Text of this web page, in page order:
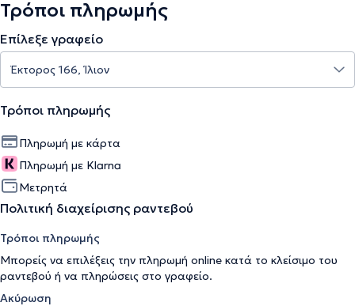
Τρόποι πληρωμής
Επίλεξε γραφείο
Τρόποι πληρωμής
Πληρωμή με κάρτα
Πληρωμή με Klarna
Μετρητά
Πολιτική διαχείρισης ραντεβού
Τρόποι πληρωμής
Μπορείς να επιλέξεις την πληρωμή online κατά το κλείσιμο του
ραντεβού ή να πληρώσεις στο γραφείο.
Ακύρωση